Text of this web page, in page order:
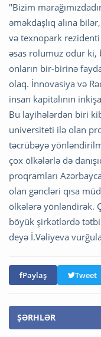
"Bizim
əməkdaşlıq alına
və texnopark
əsas rolumuz odur ki,
onların bir-birinə
olaq. İnnovasiya və
insan kapitalının
Bu layihələrdən biri
universiteti ilə olan
təcrübəyə
çox ölkələrlə də
proqramları
olan gəncləri qısa
ölkələrə yönləndirək.
böyük şirkətlərdə
deyə İ.Vəliyeva
Paylaş Tweet
ŞƏRHLƏR